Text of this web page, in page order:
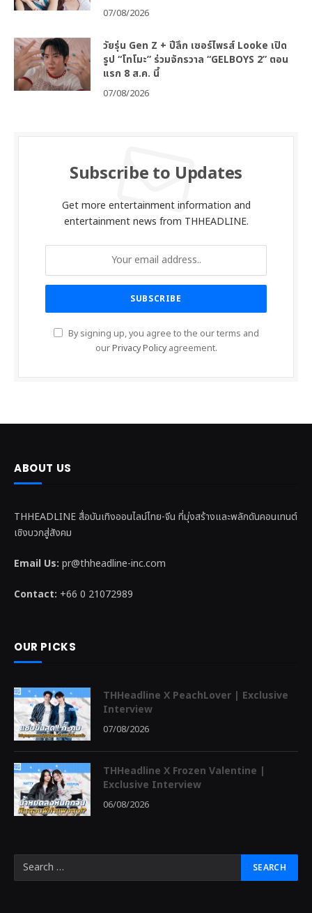
07/08/2026
วัยรุ่น Gen Z + ปีลึก เซอร์ไพรส์ Looke เปิด
รูป “โทโมะ” ร่วมจักรวาล “GELBOYS 2” ตอน
แรก 8 ส.ค. นี้
07/08/2026
Subscribe to Updates
Get more entertainment information and
entertainment news from THHEADLINE.
By signing up, you agree to the our terms and
ourPrivacy Policyagreement.
ABOUT US
THHEADLINE สื่อบันเทิงออนไลน์ไทย-จีน ที่มุ่งสร้างและพลักดันคอนเทนต์
เชิงบวกสู่สังคม
Email Us: pr@thheadline-inc.com
Contact: +66 0 21072989
OUR PICKS
THHeadline X PeachLover | Exclusive
Interview
07/08/2026
THHeadline X Frozen Valentine |
Exclusive Interview
06/08/2026